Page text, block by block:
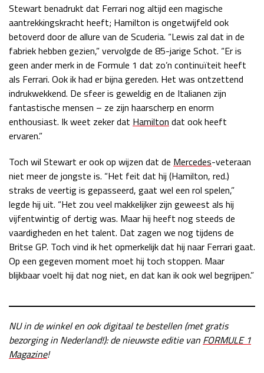
Kwalificatie
za 19:00 - 20:00
Race
zo 17:00 - 19:00
Stewart benadrukt dat Ferrari nog altijd een magische
aantrekkingskracht heeft; Hamilton is ongetwijfeld ook
betoverd door de allure van de Scuderia. “Lewis zal dat in de
fabriek hebben gezien,” vervolgde de 85-jarige Schot. “Er is
geen ander merk in de Formule 1 dat zo’n continuïteit heeft
als Ferrari. Ook ik had er bijna gereden. Het was ontzettend
indrukwekkend. De sfeer is geweldig en de Italianen zijn
fantastische mensen – ze zijn haarscherp en enorm
enthousiast. Ik weet zeker dat Hamilton dat ook heeft
ervaren.”
Toch wil Stewart er ook op wijzen dat de Mercedes-veteraan
niet meer de jongste is. “Het feit dat hij (Hamilton, red.)
straks de veertig is gepasseerd, gaat wel een rol spelen,”
legde hij uit. “Het zou veel makkelijker zijn geweest als hij
vijfentwintig of dertig was. Maar hij heeft nog steeds de
vaardigheden en het talent. Dat zagen we nog tijdens de
Britse GP. Toch vind ik het opmerkelijk dat hij naar Ferrari gaat.
Op een gegeven moment moet hij toch stoppen. Maar
blijkbaar voelt hij dat nog niet, en dat kan ik ook wel begrijpen.”
NU in de winkel en ook digitaal te bestellen (met gratis
bezorging in Nederland!): de nieuwste editie van FORMULE 1
Magazine!